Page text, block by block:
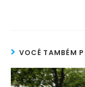
VOCÊ TAMBÉM